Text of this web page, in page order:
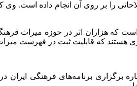
است که هزاران اثر در حوزه میراث
هستند که قابلیت ثبت در فهرست
برگزاری برنامه‌های فرهنگی